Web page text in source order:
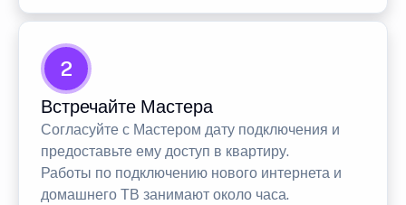
2
Встречайте Мастера
Согласуйте с Мастером дату подключения и
предоставьте ему доступ в квартиру.
Работы по подключению нового интернета и
домашнего ТВ занимают около часа.